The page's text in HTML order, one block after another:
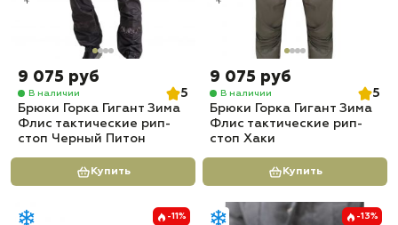
9 075 руб
В наличии
5
Брюки Горка Гигант Зима
Флис тактические рип-
стоп Черный Питон
Купить
9 075 руб
В наличии
5
Брюки Горка Гигант Зима
Флис тактические рип-
стоп Хаки
Купить
-11% -13%